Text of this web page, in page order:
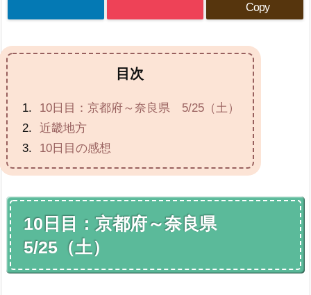
Copy
目次
10日目：京都府～奈良県 5/25（土）
近畿地方
10日目の感想
10日目：京都府～奈良県
5/25（土）